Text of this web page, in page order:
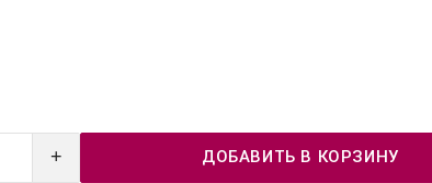
+ ДОБАВИТЬ В КОРЗИНУ